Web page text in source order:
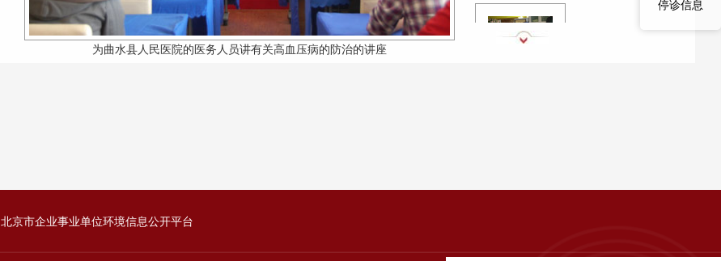
为曲水县人民医院的医务人员讲有关高血压病的防治的讲座
北京市企业事业单位环境信息公开平台
停诊信息